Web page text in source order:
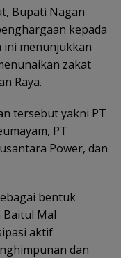
Bupati Nagan
kepada
ini menunjukkan
zakat
Raya.
tersebut yakni PT
PT
Power, dan
bentuk
Baitul Mal
aktif
dan